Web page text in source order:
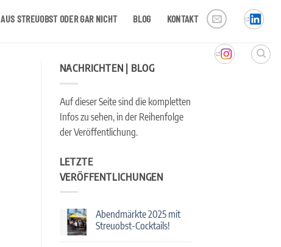
AUS STREUOBST ODER GAR NICHT BLOG KONTAKT
NACHRICHTEN | BLOG
Auf dieser Seite sind die kompletten
Infos zu sehen, in der Reihenfolge
der Veröffentlichung.
LETZTE
VERÖFFENTLICHUNGEN
Abendmärkte 2025 mit
Streuobst-Cocktails!